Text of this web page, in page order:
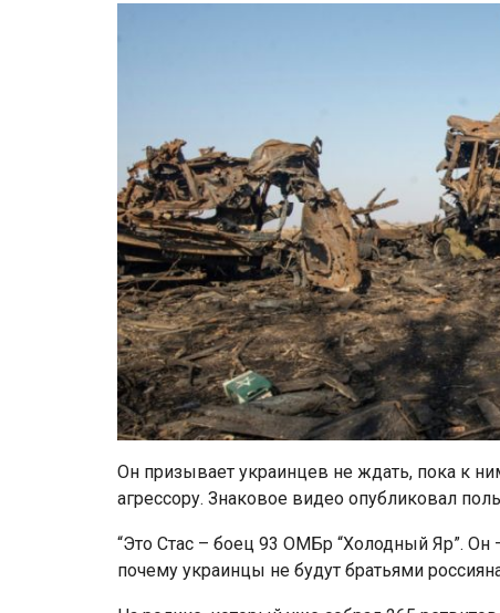
Он призывает украинцев не ждать, пока к
агрессору. Знаковое видео опубликовал
“Это Стас – боец 93 ОМБр “Холодный Яр”. Он
почему украинцы не будут братьями